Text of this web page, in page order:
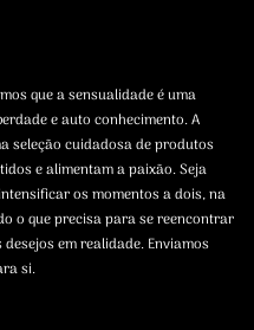
que a sensualidade é uma
e auto conhecimento. A
seleção cuidadosa de produtos
e alimentam a paixão. Seja
os momentos a dois, na
o que precisa para se reencontrar
em realidade. Enviamos
si.